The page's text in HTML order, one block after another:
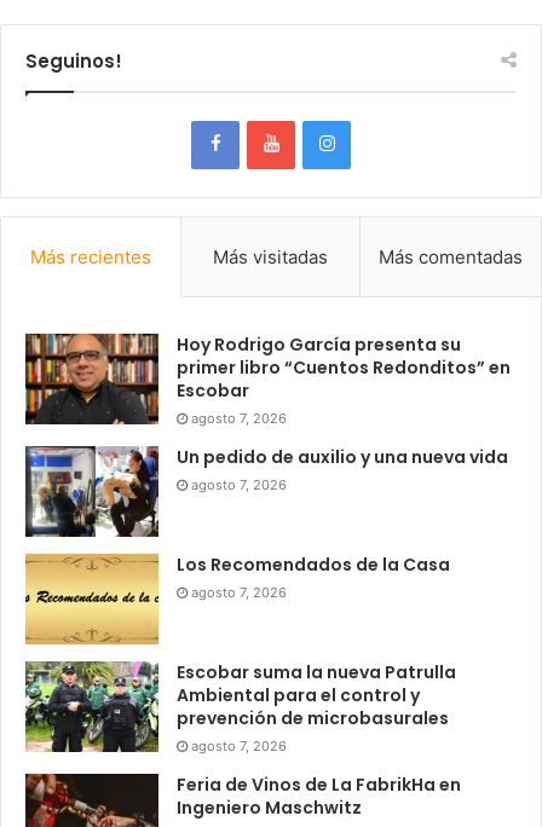
Seguinos!
Más recientes Más visitadas Más comentadas
Hoy Rodrigo García presenta su
primer libro “Cuentos Redonditos” en
Escobar
agosto 7, 2026
Un pedido de auxilio y una nueva vida
agosto 7, 2026
Los Recomendados de la Casa
agosto 7, 2026
Escobar suma la nueva Patrulla
Ambiental para el control y
prevención de microbasurales
agosto 7, 2026
Feria de Vinos de La FabrikHa en
Ingeniero Maschwitz